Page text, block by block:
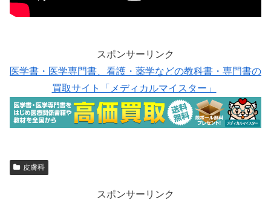
スポンサーリンク
医学書・医学専門書、看護・薬学などの教科書・専門書の
買取サイト「メディカルマイスター」
皮膚科
スポンサーリンク